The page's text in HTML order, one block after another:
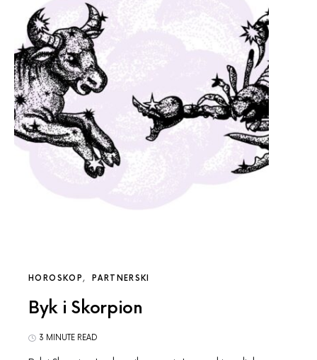
HOROSKOP PARTNERSKI
Byk i Skorpion
3 MINUTE READ